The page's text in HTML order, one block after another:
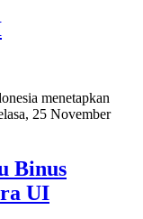
menetapkan
25 November
Binus
UI